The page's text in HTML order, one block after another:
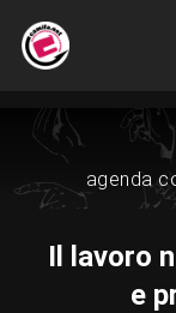
agenda
Il lavoro
e